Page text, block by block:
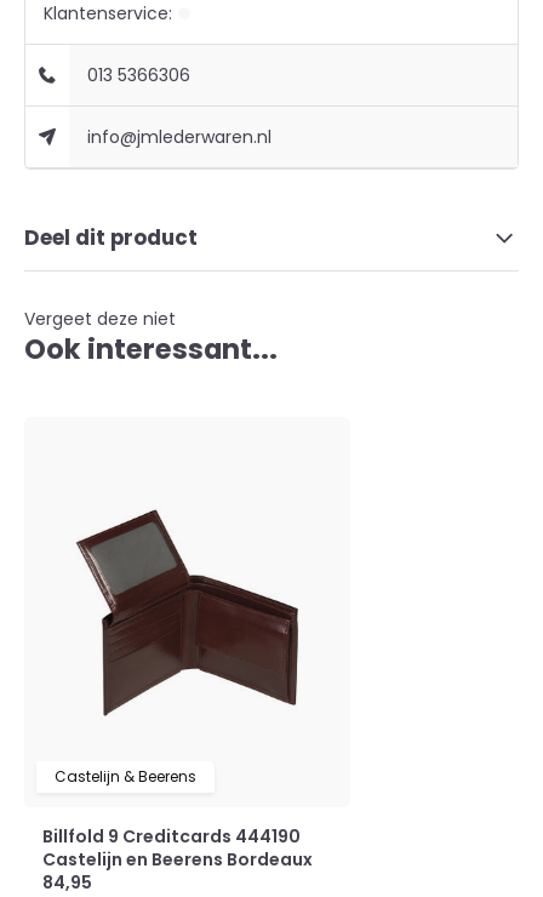
Klantenservice:
013 5366306
info@jmlederwaren.nl
Deel dit product
Vergeet deze niet
Ook interessant...
Castelijn & Beerens
Billfold 9 Creditcards 444190
Castelijn en Beerens Bordeaux
84,95